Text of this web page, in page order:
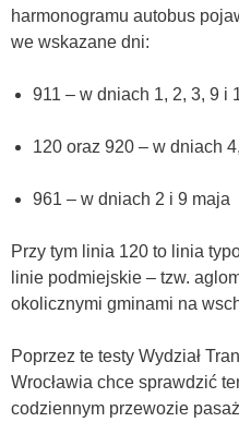
harmonogramu autobus
we wskazane dni:
911 – w dniach 1, 2, 3, 9 i
120 oraz 920 – w dniach
961 – w dniach 2 i 9 maja
Przy tym linia 120 to linia
linie podmiejskie – tzw.
okolicznymi gminami na
Poprzez te testy Wydział
Wrocławia chce sprawdzić
codziennym przewozie